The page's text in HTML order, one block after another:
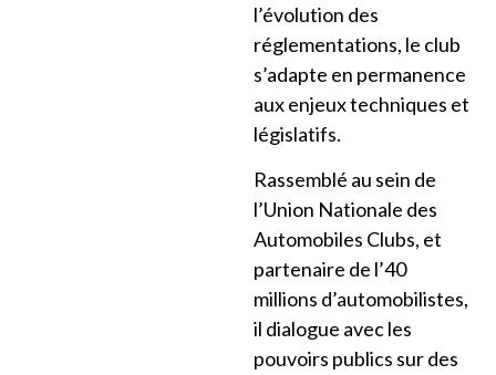
l’évolution des
réglementations, le club
s’adapte en permanence
aux enjeux techniques et
législatifs.
Rassemblé au sein de
l’Union Nationale des
Automobiles Clubs, et
partenaire de l’40
millions d’automobilistes,
il dialogue avec les
pouvoirs publics sur des